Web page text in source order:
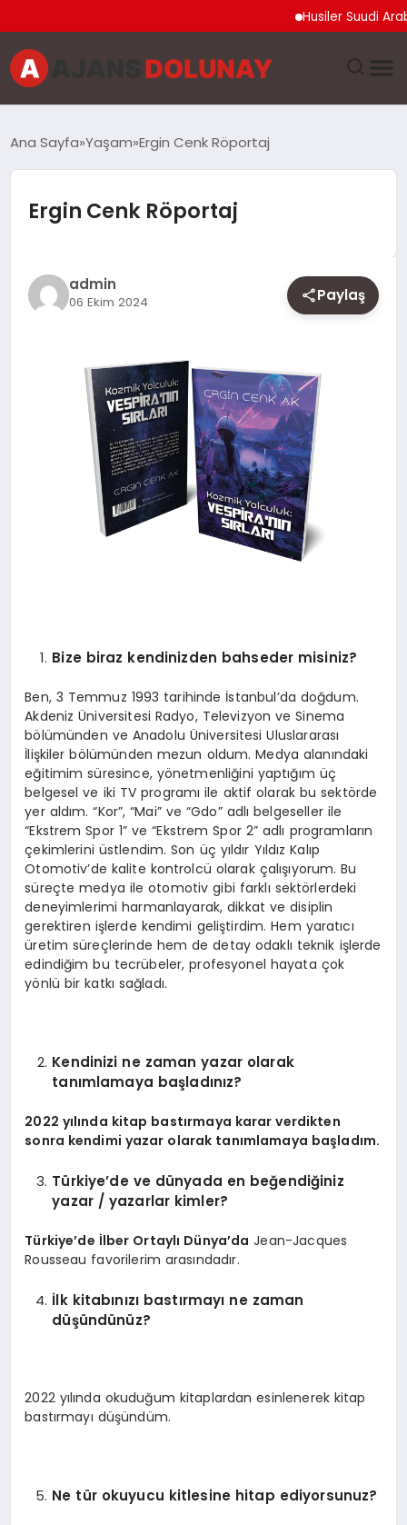
Husiler Suudi
EĞITIM
EKONOMI
GÜNCEL
Ana Sayfa Yaşam Ergin Cenk Röportaj
Ergin Cenk Röportaj
admin
06 Ekim 2024 Paylaş
Bize biraz kendinizden bahseder misiniz?
Ben, 3 Temmuz 1993 tarihinde İstanbul’da doğdum.
Akdeniz Üniversitesi Radyo, Televizyon ve Sinema
bölümünden ve Anadolu Üniversitesi Uluslararası
İlişkiler bölümünden mezun oldum. Medya alanındaki
eğitimim süresince, yönetmenliğini yaptığım üç
belgesel ve iki TV programı ile aktif olarak bu sektörde
yer aldım. “Kor”, “Mai” ve “Gdo” adlı belgeseller ile
“Ekstrem Spor 1” ve “Ekstrem Spor 2” adlı programların
çekimlerini üstlendim. Son üç yıldır Yıldız Kalıp
Otomotiv’de kalite kontrolcü olarak çalışıyorum. Bu
süreçte medya ile otomotiv gibi farklı sektörlerdeki
deneyimlerimi harmanlayarak, dikkat ve disiplin
gerektiren işlerde kendimi geliştirdim. Hem yaratıcı
üretim süreçlerinde hem de detay odaklı teknik işlerde
edindiğim bu tecrübeler, profesyonel hayata çok
yönlü bir katkı sağladı.
Kendinizi ne zaman yazar olarak
tanımlamaya başladınız?
2022 yılında kitap bastırmaya karar verdikten
sonra kendimi yazar olarak tanımlamaya başladım.
Türkiye’de ve dünyada en beğendiğiniz
yazar / yazarlar kimler?
Türkiye’de İlber Ortaylı Dünya’da Jean-Jacques
Rousseau favorilerim arasındadır.
İlk kitabınızı bastırmayı ne zaman
düşündünüz?
2022 yılında okuduğum kitaplardan esinlenerek kitap
bastırmayı düşündüm.
Ne tür okuyucu kitlesine hitap ediyorsunuz?